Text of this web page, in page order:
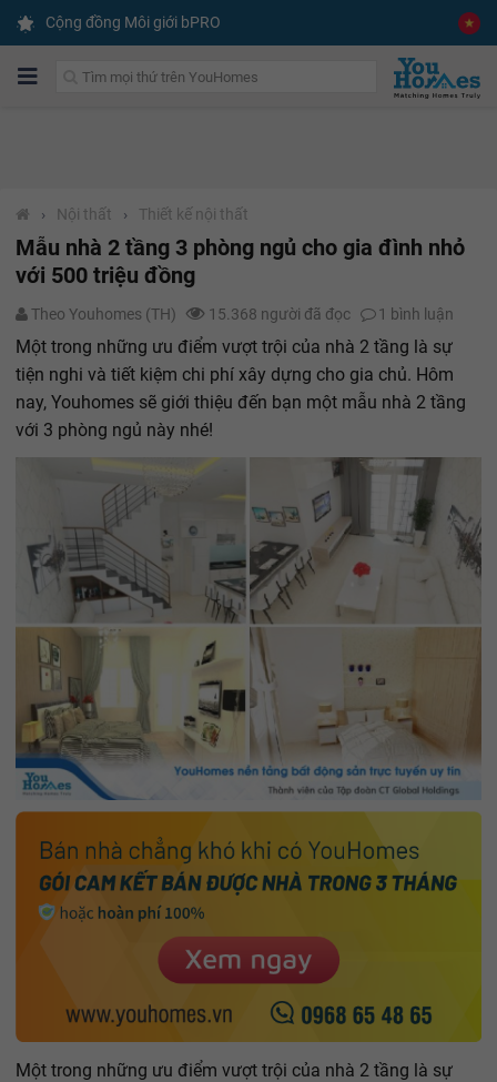
Cộng đồng Môi giới bPRO
› Nội thất › Thiết kế nội thất
Mẫu nhà 2 tầng 3 phòng ngủ cho gia đình nhỏ
với 500 triệu đồng
Theo Youhomes (TH) 15.368 người đã đọc 1 bình luận
Một trong những ưu điểm vượt trội của nhà 2 tầng là sự
tiện nghi và tiết kiệm chi phí xây dựng cho gia chủ. Hôm
nay, Youhomes sẽ giới thiệu đến bạn một mẫu nhà 2 tầng
với 3 phòng ngủ này nhé!
Một trong những ưu điểm vượt trội của nhà 2 tầng là sự